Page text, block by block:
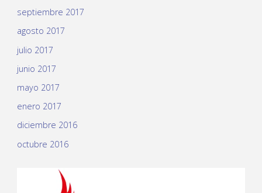
septiembre 2017
agosto 2017
julio 2017
junio 2017
mayo 2017
enero 2017
diciembre 2016
octubre 2016